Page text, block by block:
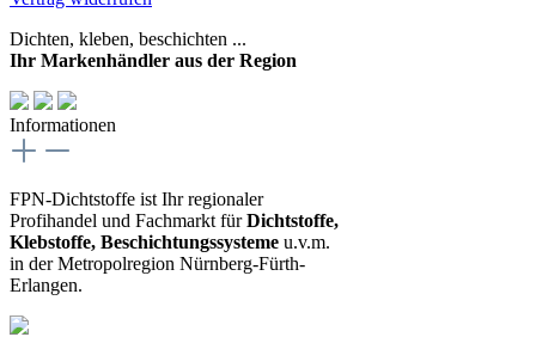
Dichten, kleben, beschichten ...
Ihr Markenhändler aus der Region
Informationen
FPN-Dichtstoffe ist Ihr regionaler
Profihandel und Fachmarkt fürDichtstoffe,
Klebstoffe, Beschichtungssysteme u.v.m.
in der Metropolregion Nürnberg-Fürth-
Erlangen.